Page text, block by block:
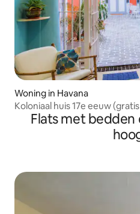
Woning in Havana
Koloniaal huis 17e eeuw
Flats met